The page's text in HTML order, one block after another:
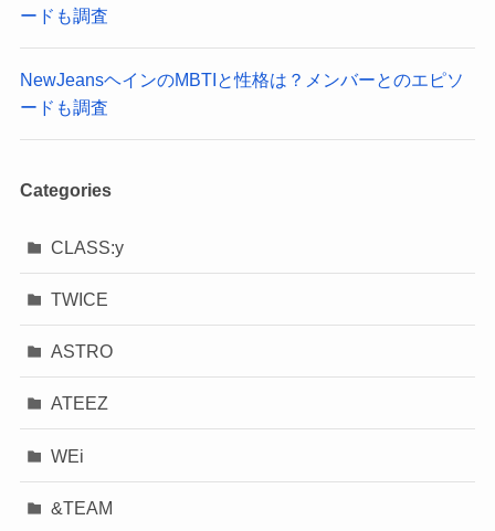
ードも調査
NewJeansヘインのMBTIと性格は？メンバーとのエピソ
ードも調査
Categories
CLASS:y
TWICE
ASTRO
ATEEZ
WEi
&TEAM